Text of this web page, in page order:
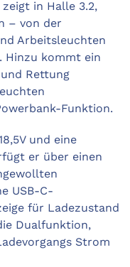
in Halle 3.2,
– von der
Arbeitsleuchten
Hinzu kommt ein
Rettung
Funktion.
und eine
er über einen
USB-C-
für Ladezustand
Dualfunktion,
Strom